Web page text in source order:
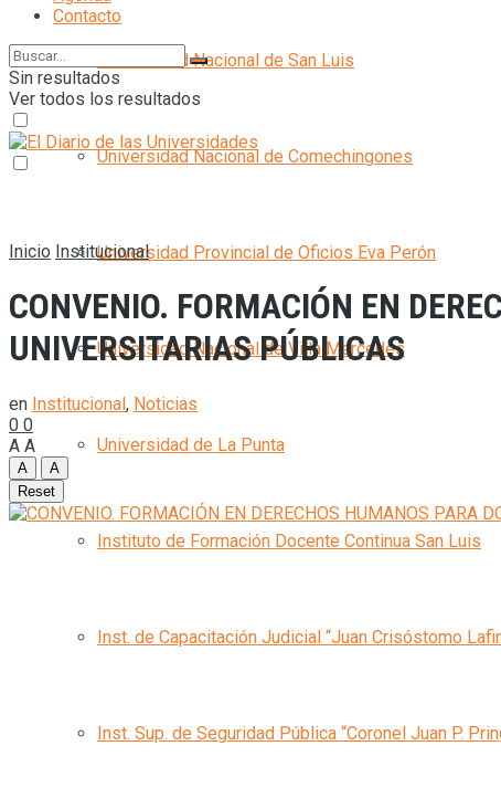
Universidad Nacional de San Luis
Universidad Nacional de Comechingones
Universidad Provincial de Oficios Eva Perón
Universidad Nacional de Villa Mercedes
Universidad de La Punta
Instituto de Formación Docente Continua San Luis
Inst. de Capacitación Judicial “Juan Crisóstomo
Inst. Sup. de Seguridad Pública “Coronel Juan P.
Contacto
Sin resultados
Ver todos los resultados
Inicio Institucional
CONVENIO. FORMACIÓN EN
UNIVERSITARIAS PÚBLICAS
en Institucional, Noticias
0 0
A A
A
A
Reset